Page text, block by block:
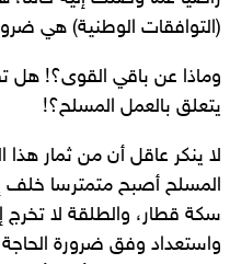
(التوافقات الوطنية) هي
وماذا عن باقي القوى؟!
يتعلق بالعمل المسلح؟!
لا ينكر عاقل أن من ثمار
المسلح أصبح متمترسا خلف
سكة قطار، والطلقة لا تخرج
واستعداد وفق ضرورة الحاجة